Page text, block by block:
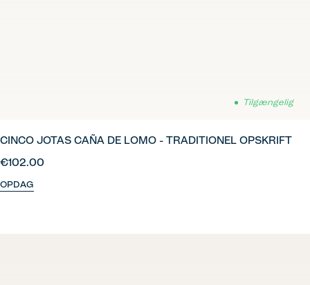
Tilgængelig
CINCO JOTAS CAÑA DE LOMO - TRADITIONEL OPSKRIFT
€102.00
OPDAG